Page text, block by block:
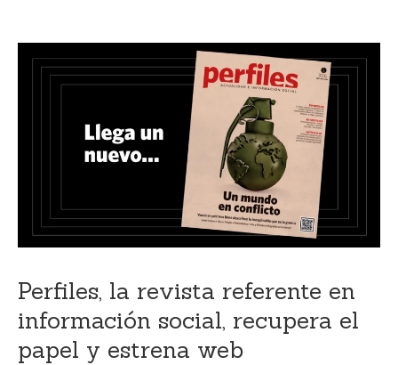
Perfiles, la revista referente en
información social, recupera el
papel y estrena web